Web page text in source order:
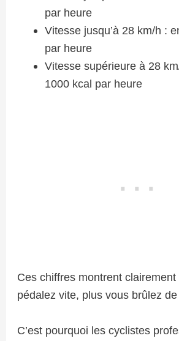
par heure
Vitesse jusqu’à 28 km/h :
par heure
Vitesse supérieure à 28
1000 kcal par heure
Ces chiffres montrent
pédalez vite, plus vous brûlez
C’est pourquoi les cyclistes